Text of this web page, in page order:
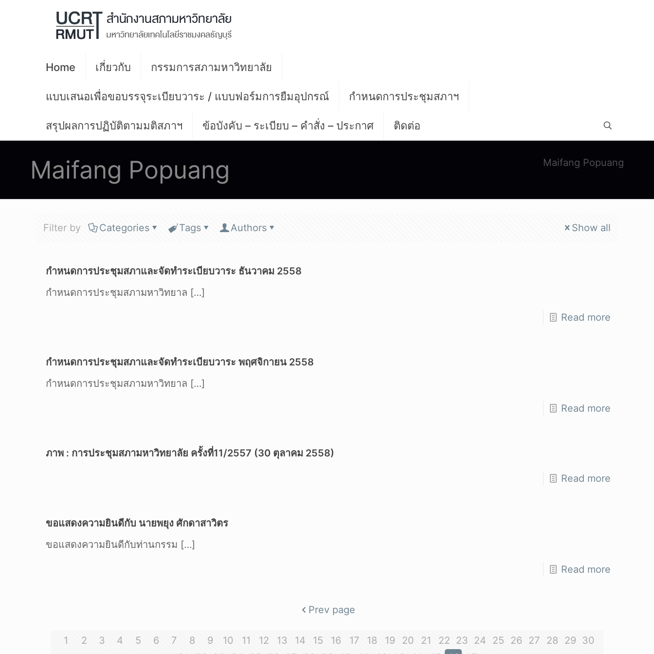
Home เกี่ยวกับ กรรมการสภามหาวิทยาลัย
แบบเสนอเพื่อขอบรรจุระเบียบวาระ / แบบฟอร์มการยืมอุปกรณ์ กำหนดการประชุมสภาฯ
สรุปผลการปฏิบัติตามมติสภาฯ ข้อบังคับ – ระเบียบ – คำสั่ง – ประกาศ ติดต่อ
Maifang Popuang Maifang Popuang
Filter by Categories Tags Authors Show all
กำหนดการประชุมสภาและจัดทำระเบียบวาระ ธันวาคม 2558
กำหนดการประชุมสภามหาวิทยาล […]
Read more
กำหนดการประชุมสภาและจัดทำระเบียบวาระ พฤศจิกายน 2558
กำหนดการประชุมสภามหาวิทยาล […]
Read more
ภาพ : การประชุมสภามหาวิทยาลัย ครั้งที่11/2557 (30 ตุลาคม 2558)
Read more
ขอแสดงความยินดีกับ นายพยุง ศักดาสาวิตร
ขอแสดงความยินดีกับท่านกรรม […]
Read more
Prev page
1 2 3 4 5 6 7 8 9 10 11 12 13 14 15 16 17 18 19 20 21 22 23 24 25 26 27 28 29
30